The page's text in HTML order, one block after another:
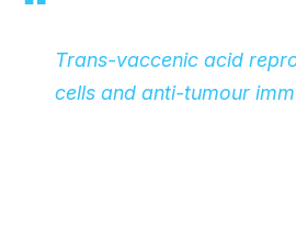
Trans-vaccenic acid
cells and anti-tumour